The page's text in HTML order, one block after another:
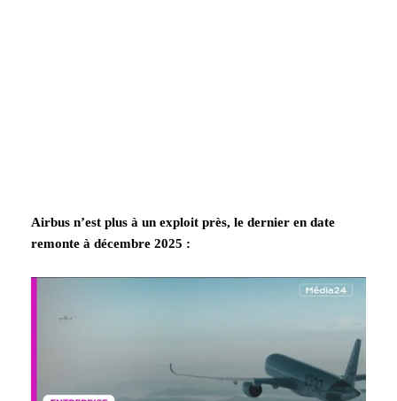
Airbus n’est plus à un exploit près, le dernier en date
remonte à décembre 2025 :